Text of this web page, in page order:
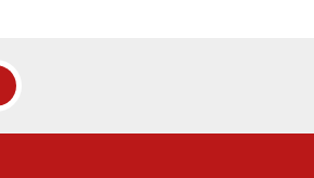
tytułów zachowujących sens